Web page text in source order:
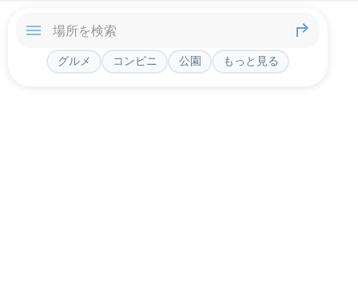
グルメ コンビニ 公園 もっと見る